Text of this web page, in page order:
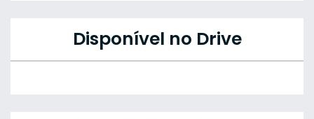
Disponível no Drive